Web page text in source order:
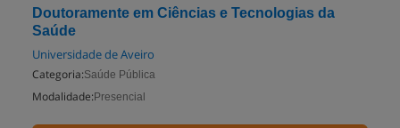
Doutoramente em Ciências e Tecnologias da
Saúde
Universidade de Aveiro
Categoria:Saúde Pública
Modalidade: Presencial